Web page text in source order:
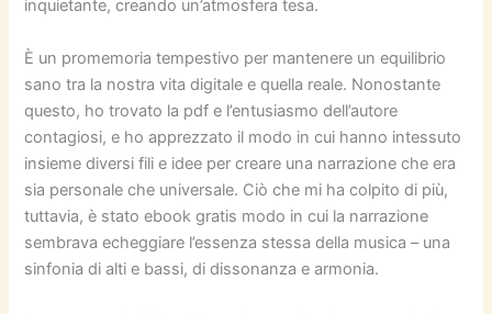
inquietante, creando un’atmosfera tesa.
È un promemoria tempestivo per mantenere un equilibrio
sano tra la nostra vita digitale e quella reale. Nonostante
questo, ho trovato la pdf e l’entusiasmo dell’autore
contagiosi, e ho apprezzato il modo in cui hanno intessuto
insieme diversi fili e idee per creare una narrazione che era
sia personale che universale. Ciò che mi ha colpito di più,
tuttavia, è stato ebook gratis modo in cui la narrazione
sembrava echeggiare l’essenza stessa della musica – una
sinfonia di alti e bassi, di dissonanza e armonia.